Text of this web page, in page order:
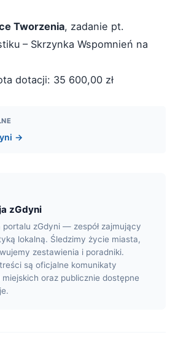
Tworzenia, zadanie pt.
– Skrzynka Wspomnień na
dotacji: 35 600,00 zł
→
zGdyni
portalu zGdyni — zespół zajmujący
lokalną. Śledzimy życie miasta,
zestawienia i poradniki.
są oficjalne komunikaty
oraz publicznie dostępne